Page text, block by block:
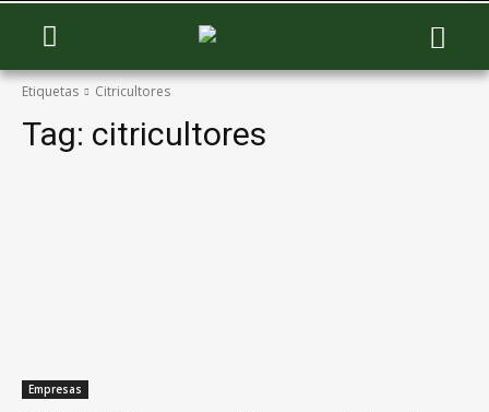
Etiquetas Citricultores
Tag: citricultores
Empresas